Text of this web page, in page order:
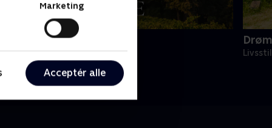
Marketing
Acceptér alle
Franske drømmeslotte
• 6 sæsoner